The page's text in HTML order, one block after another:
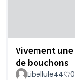
Vivement
de bouchons
Libellule44 0